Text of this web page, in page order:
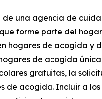
una agencia de
forme parte del
hogares de acogida
de acogida
gratuitas, la
de acogida. Incluir a